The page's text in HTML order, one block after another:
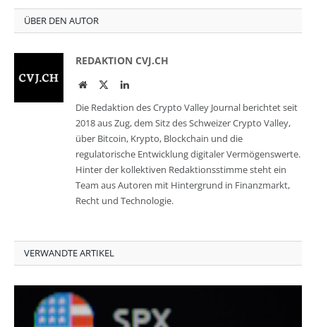
ÜBER DEN AUTOR
REDAKTION CVJ.CH
WebsiteTwitterLinkedIn
Die Redaktion des Crypto Valley Journal berichtet seit
2018 aus Zug, dem Sitz des Schweizer Crypto Valley,
über Bitcoin, Krypto, Blockchain und die
regulatorische Entwicklung digitaler Vermögenswerte.
Hinter der kollektiven Redaktionsstimme steht ein
Team aus Autoren mit Hintergrund in Finanzmarkt,
Recht und Technologie.
VERWANDTE ARTIKEL